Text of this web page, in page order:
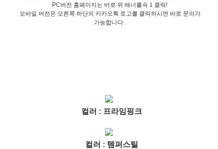
PC버전 홈페이지는 바로 위 배너를속 1 클릭!
모바일 버전은 오른쪽 하단의 카카오톡 로고를 클릭하시면 바로 문의가
가능합니다.
컬러 : 프라임핑크
컬러 : 템퍼스틸